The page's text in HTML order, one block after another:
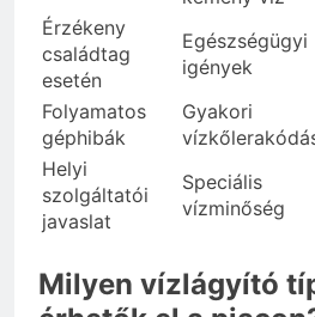
Érzékeny
családtag
esetén
Egészségügyi
igények
Folyamatos
géphibák
Gyakori
Helyi
szolgáltatói
javaslat
Speciális
vízminőség
Milyen vízlágyító